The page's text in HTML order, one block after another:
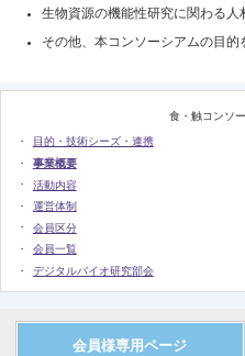
生物資源の機能性研究に関わる人
その他、本コンソーシアムの目
食・触コンソ
目的・技術シーズ・連携
事業概要
活動内容
運営体制
会員区分
会員一覧
デジタルバイオ研究部会
会員様専用ページ